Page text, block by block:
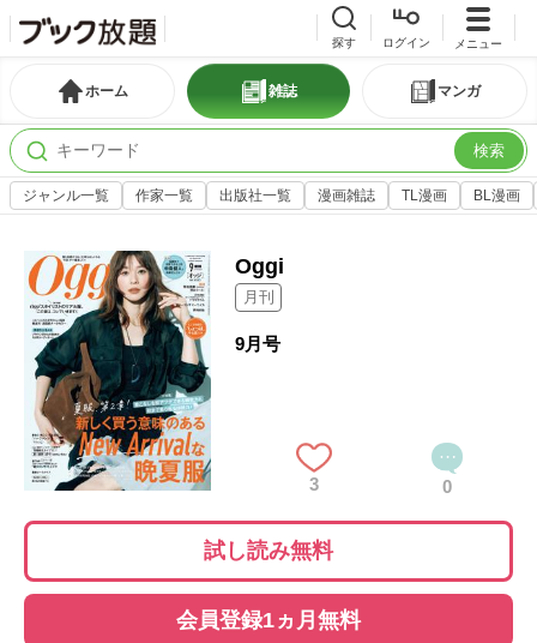
探す ログイン メニュー
ホーム 雑誌 マンガ
検索
ジャンル一覧 作家一覧 出版社一覧 漫画雑誌 TL漫画 BL漫画
Oggi
月刊
9月号
3 0
試し読み無料
会員登録1ヵ月無料